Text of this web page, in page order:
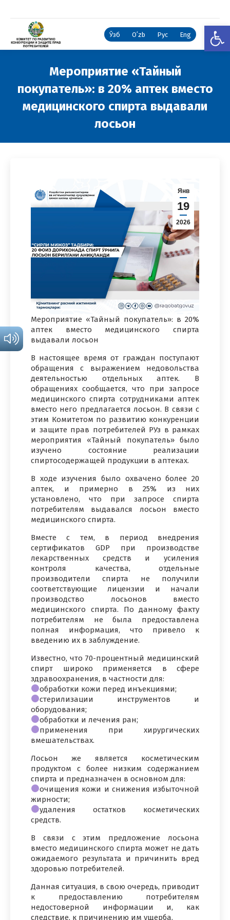
Ўзб Oʻzb Рус Eng
Мероприятие «Тайный
покупатель»: в 20% аптек вместо
медицинского спирта выдавали
лосьон
Янв
19
2026
Мероприятие «Тайный покупатель»: в 20%
аптек вместо медицинского спирта
выдавали лосьон
В настоящее время от граждан поступают
обращения с выражением недовольства
деятельностью отдельных аптек. В
обращениях сообщается, что при запросе
медицинского спирта сотрудниками аптек
вместо него предлагается лосьон. В связи с
этим Комитетом по развитию конкуренции
и защите прав потребителей РУз в рамках
мероприятия «Тайный покупатель» было
изучено состояние реализации
спиртосодержащей продукции в аптеках.
В ходе изучения было охвачено более 20
аптек, и примерно в 25% из них
установлено, что при запросе спирта
потребителям выдавался лосьон вместо
медицинского спирта.
Вместе с тем, в период внедрения
сертификатов GDP при производстве
лекарственных средств и усиления
контроля качества, отдельные
производители спирта не получили
соответствующие лицензии и начали
производство лосьонов вместо
медицинского спирта. По данному факту
потребителям не была предоставлена
полная информация, что привело к
введению их в заблуждение.
Известно, что 70-процентный медицинский
спирт широко применяется в сфере
здравоохранения, в частности для:
обработки кожи перед инъекциями;
стерилизации инструментов и
оборудования;
обработки и лечения ран;
применения при хирургических
вмешательствах.
Лосьон же является косметическим
продуктом с более низким содержанием
спирта и предназначен в основном для:
очищения кожи и снижения избыточной
жирности;
удаления остатков косметических
средств.
В связи с этим предложение лосьона
вместо медицинского спирта может не дать
ожидаемого результата и причинить вред
здоровью потребителей.
Данная ситуация, в свою очередь, приводит
к предоставлению потребителям
недостоверной информации и, как
следствие, к причинению им ущерба.